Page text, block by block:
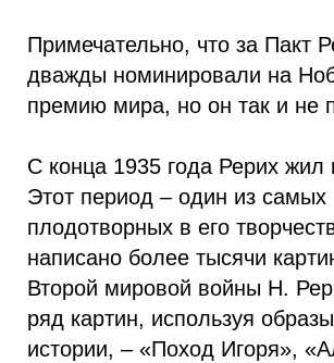
Примечательно, что за Пакт
дважды номинировали на
премию мира, но он так и не
С конца 1935 года Рерих жил
Этот период – один из самых
плодотворных в его
написано более тысячи
Второй мировой войны Н.
ряд картин, используя
истории, – «Поход Игоря»,